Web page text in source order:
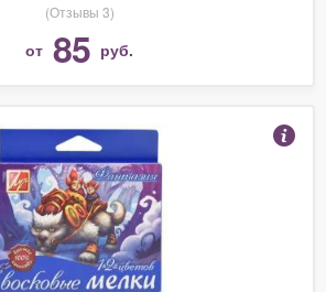
(Отзывы 3)
от 85 руб.